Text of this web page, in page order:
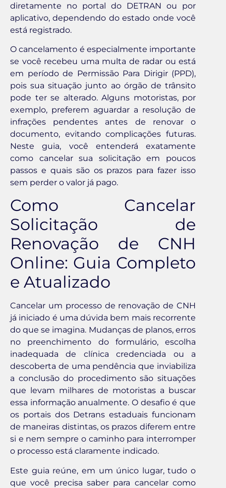
diretamente no portal do DETRAN ou por
aplicativo, dependendo do estado onde você
está registrado.
O cancelamento é especialmente importante
se você recebeu uma multa de radar ou está
em período de Permissão Para Dirigir (PPD),
pois sua situação junto ao órgão de trânsito
pode ter se alterado. Alguns motoristas, por
exemplo, preferem aguardar a resolução de
infrações pendentes antes de renovar o
documento, evitando complicações futuras.
Neste guia, você entenderá exatamente
como cancelar sua solicitação em poucos
passos e quais são os prazos para fazer isso
sem perder o valor já pago.
Como Cancelar
Solicitação de
Renovação de CNH
Online: Guia Completo
e Atualizado
Cancelar um processo de renovação de CNH
já iniciado é uma dúvida bem mais recorrente
do que se imagina. Mudanças de planos, erros
no preenchimento do formulário, escolha
inadequada de clínica credenciada ou a
descoberta de uma pendência que inviabiliza
a conclusão do procedimento são situações
que levam milhares de motoristas a buscar
essa informação anualmente. O desafio é que
os portais dos Detrans estaduais funcionam
de maneiras distintas, os prazos diferem entre
si e nem sempre o caminho para interromper
o processo está claramente indicado.
Este guia reúne, em um único lugar, tudo o
que você precisa saber para cancelar como